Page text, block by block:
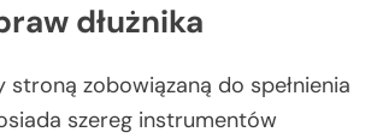
dłużnika
stroną zobowiązaną do spełnienia
szereg instrumentów